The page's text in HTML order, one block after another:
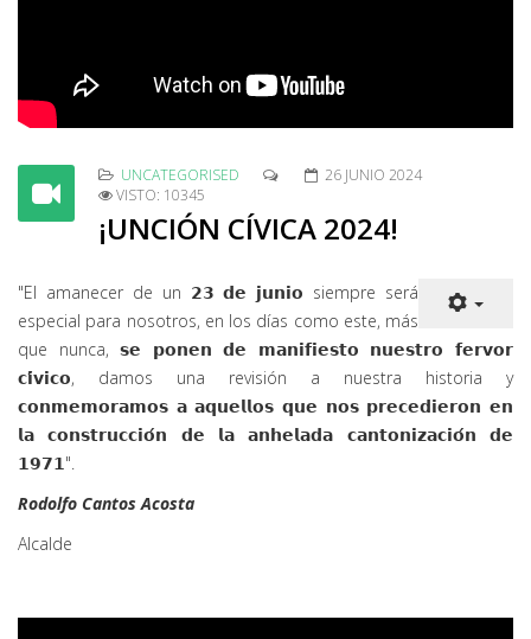
UNCATEGORISED
26 JUNIO 2024
VISTO: 10345
¡UNCIÓN CÍVICA 2024!
"El amanecer de un 𝟮𝟯 𝗱𝗲 𝗷𝘂𝗻𝗶𝗼 siempre será
especial para nosotros, en los días como este, más
que nunca, 𝘀𝗲 𝗽𝗼𝗻𝗲𝗻 𝗱𝗲 𝗺𝗮𝗻𝗶𝗳𝗶𝗲𝘀𝘁𝗼 𝗻𝘂𝗲𝘀𝘁𝗿𝗼 𝗳𝗲𝗿𝘃𝗼𝗿
𝗰𝗶́𝘃𝗶𝗰𝗼, damos una revisión a nuestra historia y
𝗰𝗼𝗻𝗺𝗲𝗺𝗼𝗿𝗮𝗺𝗼𝘀 𝗮 𝗮𝗾𝘂𝗲𝗹𝗹𝗼𝘀 𝗾𝘂𝗲 𝗻𝗼𝘀 𝗽𝗿𝗲𝗰𝗲𝗱𝗶𝗲𝗿𝗼𝗻 𝗲𝗻
𝗹𝗮 𝗰𝗼𝗻𝘀𝘁𝗿𝘂𝗰𝗰𝗶𝗼́𝗻 𝗱𝗲 𝗹𝗮 𝗮𝗻𝗵𝗲𝗹𝗮𝗱𝗮 𝗰𝗮𝗻𝘁𝗼𝗻𝗶𝘇𝗮𝗰𝗶𝗼́𝗻 𝗱𝗲
𝟭𝟵𝟳𝟭".
Rodolfo Cantos Acosta
Alcalde